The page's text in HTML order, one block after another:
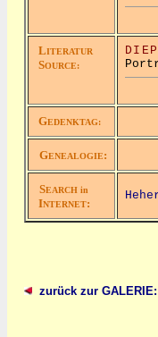
LITERATUR
SOURCE:
GEDENKTAG:
GENEALOGIE:
SEARCH in
INTERNET:
zurück zur